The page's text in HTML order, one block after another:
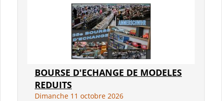
BOURSE D'ECHANGE DE MODELES
REDUITS
Dimanche 11 octobre 2026